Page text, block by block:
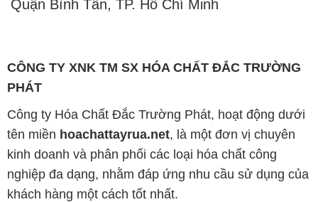
kinh doanh và phân phối các loại hóa chất công
nghiệp đa dạng, nhằm đáp ứng nhu cầu sử dụng của
khách hàng một cách tốt nhất.
Chúng tôi cam kết mang đến sự hài lòng và đáp ứng
mọi nhu cầu của khách hàng với tiêu chí hàng đầu.
Chúng tôi cung cấp những sản phẩm hóa chất với
chất lượng cao và giá thành hợp lý, đáp ứng các yêu